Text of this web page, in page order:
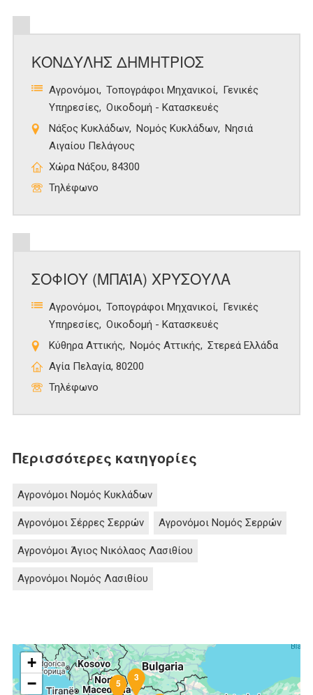
ΚΟΝΔΥΛΗΣ ΔΗΜΗΤΡΙΟΣ
Αγρονόμοι Τοπογράφοι Μηχανικοί
Γενικές
Υπηρεσίες
Οικοδομή - Κατασκευές
Νάξος Κυκλάδων
Νομός Κυκλάδων
Νησιά
Αιγαίου Πελάγους
Χώρα Νάξου, 84300
Τηλέφωνο
ΣΟΦΙΟΥ (ΜΠΑΪΑ) ΧΡΥΣΟΥΛΑ
Αγρονόμοι Τοπογράφοι Μηχανικοί
Γενικές
Υπηρεσίες
Οικοδομή - Κατασκευές
Κύθηρα Αττικής
Νομός Αττικής
Στερεά Ελλάδα
Αγία Πελαγία, 80200
Τηλέφωνο
Περισσότερες κατηγορίες
Αγρονόμοι Νομός Κυκλάδων
Αγρονόμοι Σέρρες Σερρών Αγρονόμοι Νομός Σερρών
Αγρονόμοι Άγιος Νικόλαος Λασιθίου
Αγρονόμοι Νομός Λασιθίου
2
3
5
+
−